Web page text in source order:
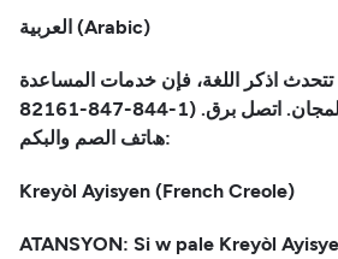
العربية (Arabic)
اذكر اللغة، فإن خدمات المساعدة
اللغویة تتوافر لك بالمجان. اتصل برق. (1-844-847-82161
:ھﺎﺗﻒ اﻟﺼﻢ واﻟﺒﻜﻢ
Kreyòl Ayisyen (French Creole)
ATANSYON: Si w pale Kreyòl